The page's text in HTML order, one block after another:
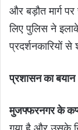
और बड़ौत मार्ग
लिए पुलिस ने
प्रदर्शनकारियों
प्रशासनकाबयान
मुजफ्फरनगर के